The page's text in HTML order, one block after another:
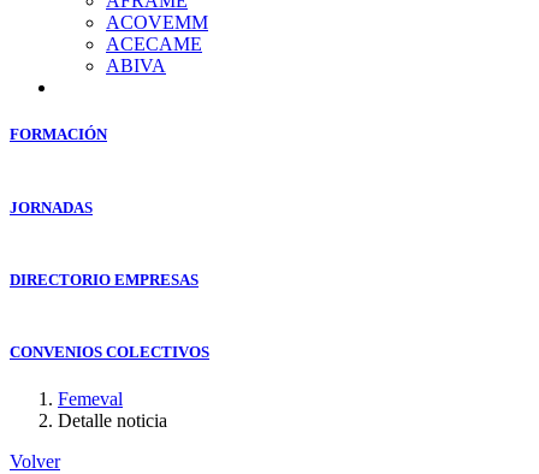
ACOVEMM
ACECAME
ABIVA
FORMACIÓN
JORNADAS
DIRECTORIO EMPRESAS
CONVENIOS COLECTIVOS
Femeval
Detalle noticia
Volver